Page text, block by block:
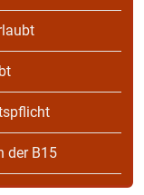
der B15